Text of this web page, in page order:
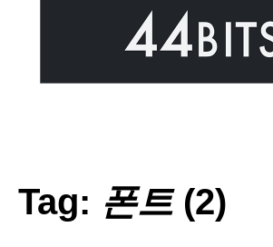
Tag: 폰트(2)